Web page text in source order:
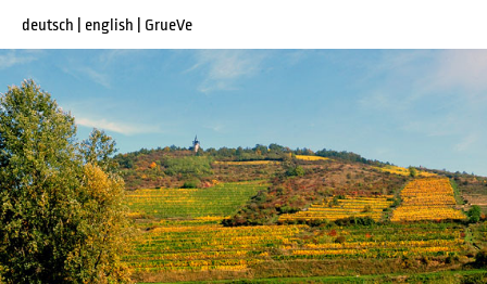
deutsch english GrueVe